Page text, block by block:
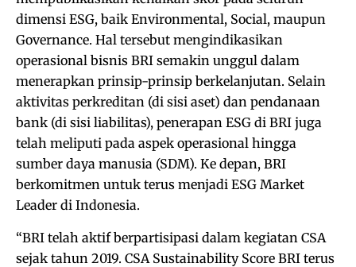
dimensi ESG, baik Environmental, Social, maupun
Governance. Hal tersebut mengindikasikan
operasional bisnis BRI semakin unggul dalam
menerapkan prinsip-prinsip berkelanjutan. Selain
aktivitas perkreditan (di sisi aset) dan pendanaan
bank (di sisi liabilitas), penerapan ESG di BRI juga
telah meliputi pada aspek operasional hingga
sumber daya manusia (SDM). Ke depan, BRI
berkomitmen untuk terus menjadi ESG Market
Leader di Indonesia.
“BRI telah aktif berpartisipasi dalam kegiatan CSA
sejak tahun 2019. CSA Sustainability Score BRI terus